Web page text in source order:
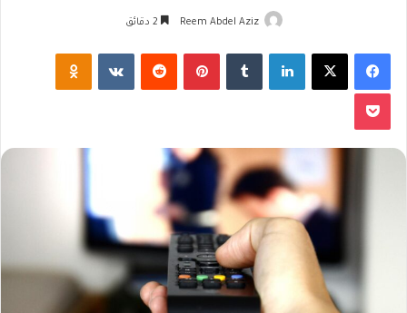
Reem Abdel Aziz
فيسبوك لينكدإن بينتيريست